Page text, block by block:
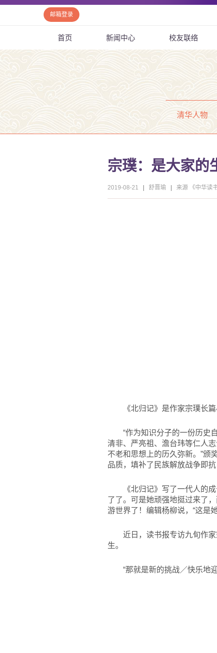
邮箱登录
首页 新闻中心 校友联络
清华人物
宗璞：是大家的
2019-08-21 舒晋瑜 来源 《中华读
《北归记》是作家宗璞长
“作为知识分子的一份历史
清非、严亮祖、澹台玮等仁人
不老和思想上的历久弥新。”颁
品质，填补了民族解放战争即
《北归记》写了一代人的
了了。可是她顽强地挺过来了
游世界了！编辑杨柳说，“这是
近日，读书报专访九旬作
生。
“那就是新的挑战／快乐地